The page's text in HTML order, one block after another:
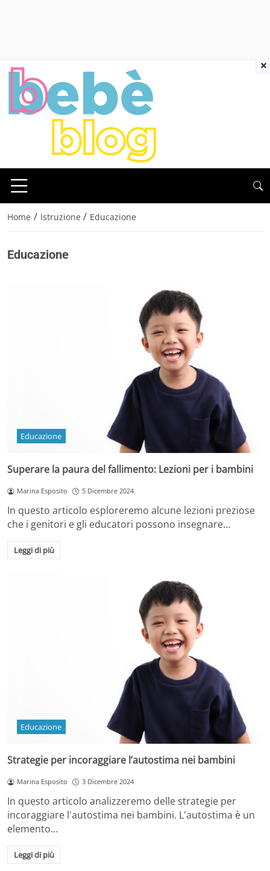
Home / Istruzione / Educazione
Educazione
Educazione
Superare la paura del fallimento: Lezioni per i bambini
Marina Esposito 5 Dicembre 2024
In questo articolo esploreremo alcune lezioni preziose
che i genitori e gli educatori possono insegnare…
Leggi di più
Educazione
Strategie per incoraggiare l’autostima nei bambini
Marina Esposito 3 Dicembre 2024
In questo articolo analizzeremo delle strategie per
incoraggiare l'autostima nei bambini. L'autostima è un
elemento…
Leggi di più
×